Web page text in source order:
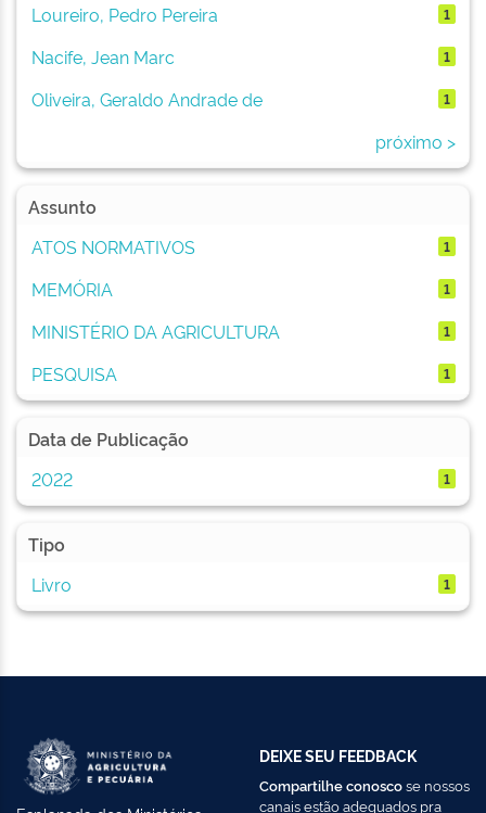
Loureiro, Pedro Pereira 1
Nacife, Jean Marc 1
Oliveira, Geraldo Andrade de 1
próximo >
Assunto
ATOS NORMATIVOS
1
MEMÓRIA 1
MINISTÉRIO DA AGRICULTURA 1
PESQUISA 1
Data de Publicação
2022
1
Tipo
Livro
1
DEIXE SEU FEEDBACK
Compartilhe conoscose nossos
canais estão adequados pra